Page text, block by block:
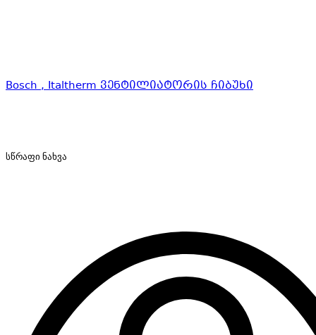
Bosch , Italtherm ვენტილიატორის ჩიბუხი
სწრაფი ნახვა